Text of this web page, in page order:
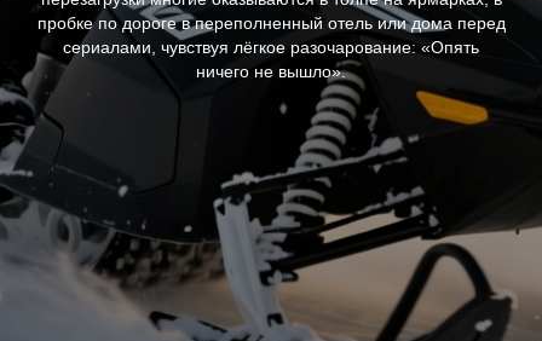
пробке по дороге в переполненный отель или дома перед
сериалами, чувствуя лёгкое разочарование: «Опять
ничего не вышло».